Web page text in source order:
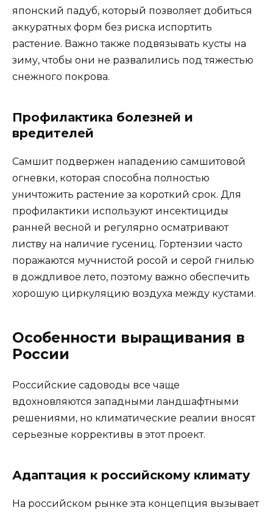
японский падуб, который позволяет добиться
аккуратных форм без риска испортить
растение. Важно также подвязывать кусты на
зиму, чтобы они не развалились под тяжестью
снежного покрова.
Профилактика болезней и
вредителей
Самшит подвержен нападению самшитовой
огневки, которая способна полностью
уничтожить растение за короткий срок. Для
профилактики используют инсектициды
ранней весной и регулярно осматривают
листву на наличие гусениц. Гортензии часто
поражаются мучнистой росой и серой гнилью
в дождливое лето, поэтому важно обеспечить
хорошую циркуляцию воздуха между кустами.
Особенности выращивания в
России
Российские садоводы все чаще
вдохновляются западными ландшафтными
решениями, но климатические реалии вносят
серьезные коррективы в этот проект.
Адаптация к российскому климату
На российском рынке эта концепция вызывает